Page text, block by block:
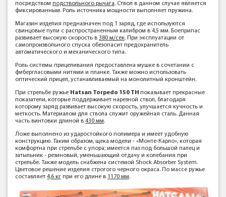
посредством подствольного рычага. Ствол в данном случае является
фиксированным. Роль источника мощности выполняет пружина.
Магазин изделия предназначен под 1 заряд, где используются
свинцовые пули с распространенным калибром в 4,5 мм. Боеприпас
развивает высокую скорость в 380 м/сек. При эксплуатации от
самопроизвольного спуска обезопасит предохранитель
автоматического и механического типа.
Роль системы прицеливания предоставлена мушке в сочетании с
фибергласовыми нитями и планке. Также можно использовать
оптический прицел, устанавливаемый на монолитный кронштейн.
При стрельбе ружье Hatsan Torpedo 150 TH показывает прекрасные
показатели, которые поддерживает нарезной ствол, благодаря
которому заряд развивает высокую скорость, улучшается кучность и
меткость. Материалом для ствола служит оружейная сталь. Данная
часть винтовки длиной в 430 мм.
Ложе выполнено из ударостойкого полимера и имеет удобную
конструкцию. Таким образом, щека модели - «Монте-Карло», которая
комфортна при стрельбе с упора; имеется паз под большой палец и
затыльник - резиновый, уменьшающий отдачу и колебания при
стрельбе. Также модель снабжена системой Shock Absorber System.
Цветовое решение изделия строгого черного окраса. По массе ружье
составляет 4,6 кг при его длине в 1170 мм.